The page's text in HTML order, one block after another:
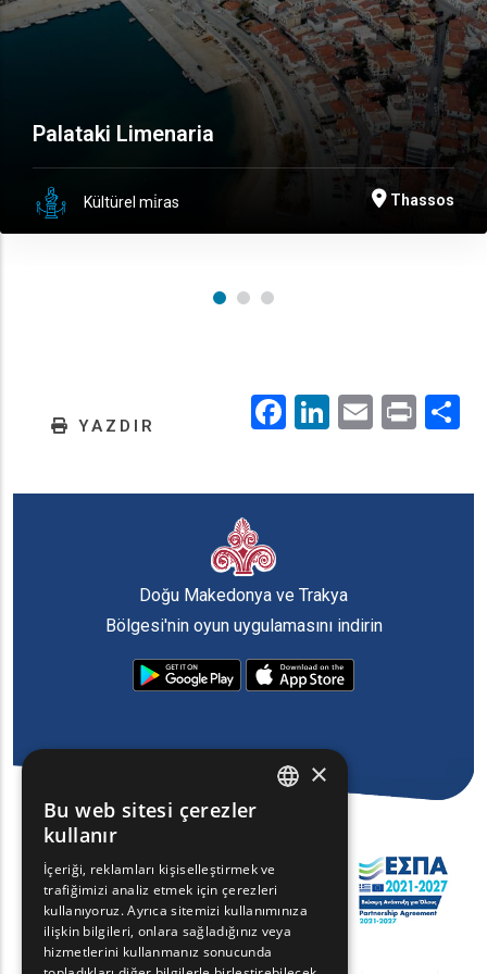
Palataki Limenaria
Kültürel mi̇ras Thassos
YAZDIR Facebook
LinkedIn
EmailPrint
Doğu Makedonya ve Trakya
Bölgesi'nin oyun uygulamasını indirin
FRENCH
BULGARIAN
GERMAN
×
Bu web sitesi çerezler
kullanır
İçeriği, reklamları kişiselleştirmek ve
trafiğimizi analiz etmek için çerezleri
kullanıyoruz. Ayrıca sitemizi kullanımınıza
ilişkin bilgileri, onlara sağladığınız veya
hizmetlerini kullanmanız sonucunda